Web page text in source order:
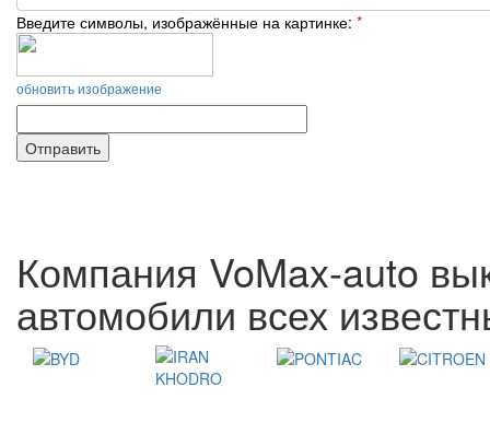
Введите символы, изображённые на картинке: *
обновить изображение
Компания VoMax-auto
автомобили всех